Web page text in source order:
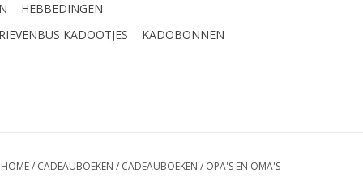
HEBBEDINGEN
KADOOTJES
KADOBONNEN
HOME/ CADEAUBOEKEN / CADEAUBOEKEN / OPA'S EN OMA'S